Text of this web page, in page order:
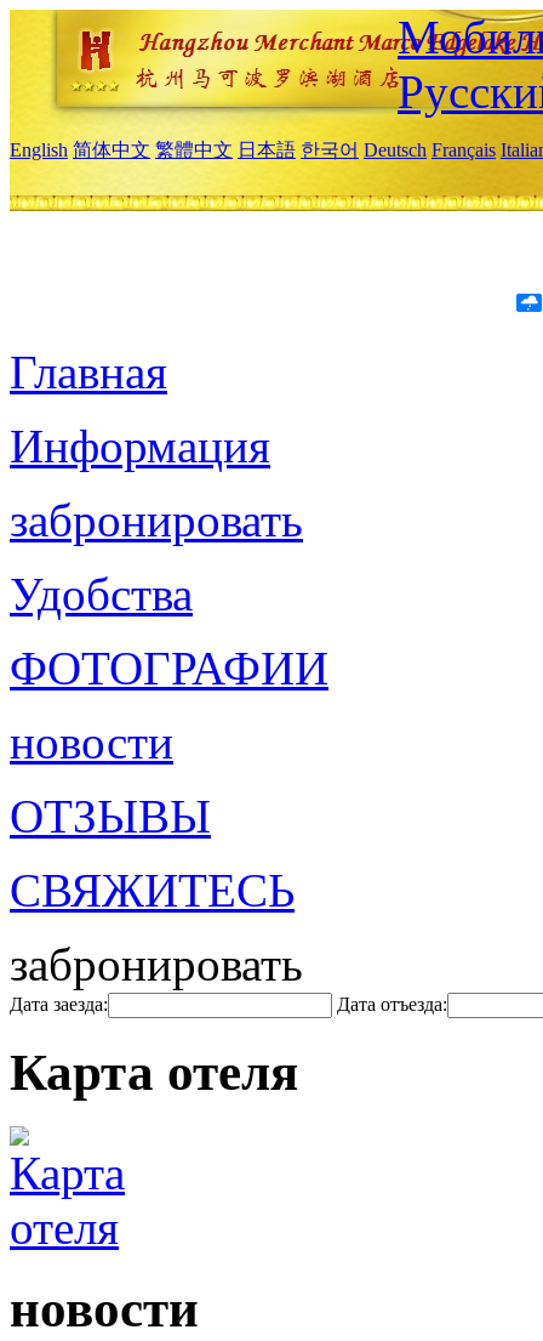
English 简体中文 繁體中文 日本語 한국어 Deutsch Français
Главная
Информация
забронировать
Удобства
ФОТОГРАФИИ
новости
ОТЗЫВЫ
СВЯЖИТЕСЬ
забронировать
Дата заезда: Дата отъезда:
Карта отеля
новости